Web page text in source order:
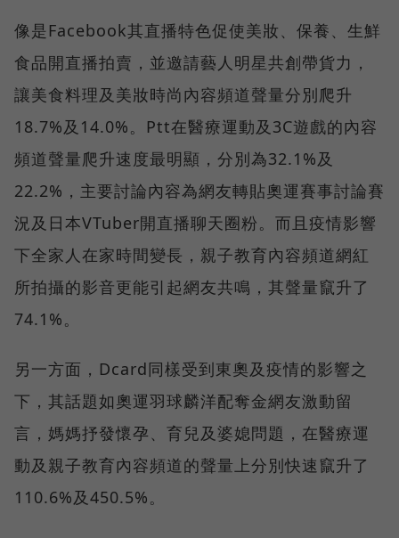
像是Facebook其直播特色促使美妝、保養、生鮮
食品開直播拍賣，並邀請藝人明星共創帶貨力，
讓美食料理及美妝時尚內容頻道聲量分別爬升
18.7%及14.0%。Ptt在醫療運動及3C遊戲的內容
頻道聲量爬升速度最明顯，分別為32.1%及
22.2%，主要討論內容為網友轉貼奧運賽事討論賽
況及日本VTuber開直播聊天圈粉。而且疫情影響
下全家人在家時間變長，親子教育內容頻道網紅
所拍攝的影音更能引起網友共鳴，其聲量竄升了
74.1%。
另一方面，Dcard同樣受到東奧及疫情的影響之
下，其話題如奧運羽球麟洋配奪金網友激動留
言，媽媽抒發懷孕、育兒及婆媳問題，在醫療運
動及親子教育內容頻道的聲量上分別快速竄升了
110.6%及450.5%。